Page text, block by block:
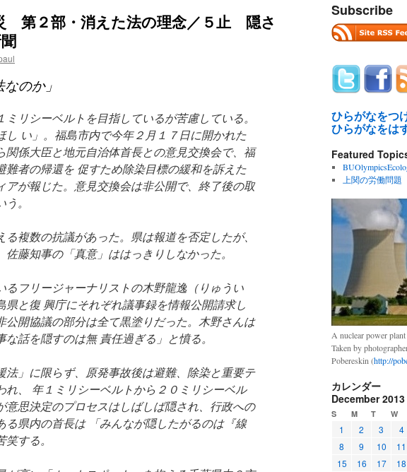
第２部・消えた法の理念／５止 隠さ
のか」
ミリシーベルトを目指しているが苦慮している。
し い」。福島市内で今年２月１７日に開かれた
関係大臣と地元自治体首長との意見交換会で、福
難者の帰還を 促すため除染目標の緩和を訴えた
アが報じた。意見交換会は非公開で、終了後の取
。
複数の抗議があった。県は報道を否定したが、
藤知事の「真意」ははっきりしなかった。
るフリージャーナリストの木野龍逸（りゅうい
県と復 興庁にそれぞれ議事録を情報公開請求し
公開協議の部分は全て黒塗りだった。木野さんは
な話を隠すのは無 責任過ぎる」と憤る。
法」に限らず、原発事故後は避難、除染と重要テ
れ、 年１ミリシーベルトから２０ミリシーベル
意思決定のプロセスはしばしば隠され、行政への
る県内の首長は 「みんなが隠したがるのは『線
する。
Subscribe
ひらがなをつ
ひらがなをは
Featured
上関の労働問題
A nuclear power
Taken by
Pobereskin (http://
カレンダー
December 2013
S M T W
1 2 3 4
8
9 10 11
15
16 17 18